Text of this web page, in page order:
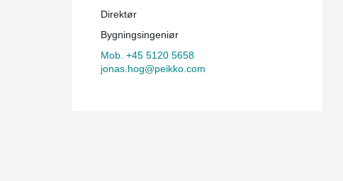
Direktør
Bygningsingeniør
Mob. +45 5120 5658
jonas.hog@peikko.com